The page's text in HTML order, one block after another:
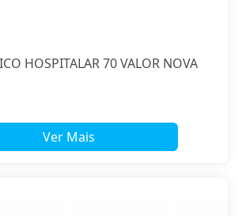
HOSPITALAR 70 VALOR NOVA
Ver Mais